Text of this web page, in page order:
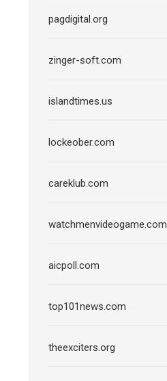
pagdigital.org
zinger-soft.com
islandtimes.us
lockeober.com
careklub.com
watchmenvideogame.com
aicpoll.com
top101news.com
theexciters.org